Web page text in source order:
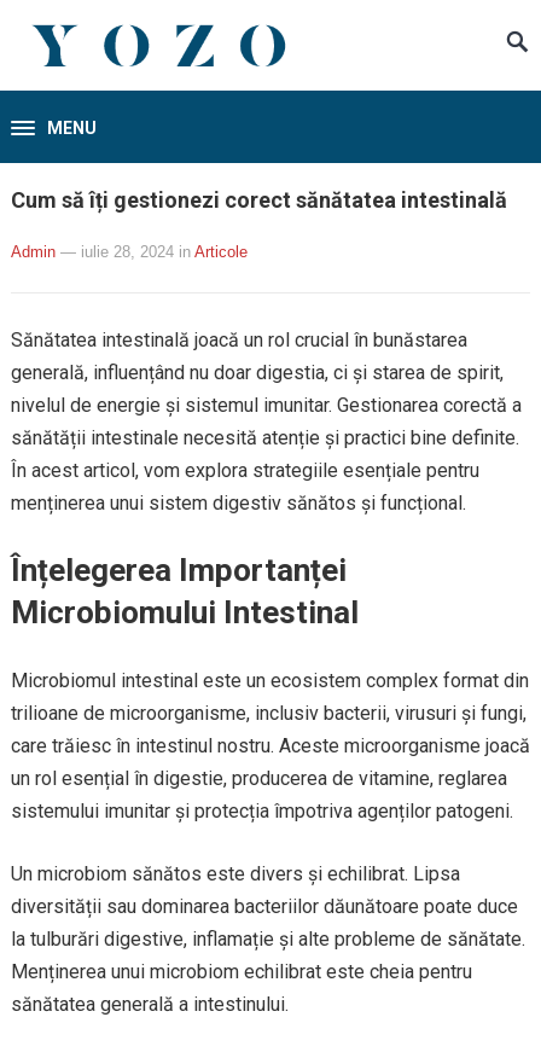
MENU
Cum să îți gestionezi corect sănătatea intestinală
Admin — iulie 28, 2024 in Articole
Sănătatea intestinală joacă un rol crucial în bunăstarea
generală, influențând nu doar digestia, ci și starea de spirit,
nivelul de energie și sistemul imunitar. Gestionarea corectă a
sănătății intestinale necesită atenție și practici bine definite.
În acest articol, vom explora strategiile esențiale pentru
menținerea unui sistem digestiv sănătos și funcțional.
Înțelegerea Importanței
Microbiomului Intestinal
Microbiomul intestinal este un ecosistem complex format din
trilioane de microorganisme, inclusiv bacterii, virusuri și fungi,
care trăiesc în intestinul nostru. Aceste microorganisme joacă
un rol esențial în digestie, producerea de vitamine, reglarea
sistemului imunitar și protecția împotriva agenților patogeni.
Un microbiom sănătos este divers și echilibrat. Lipsa
diversității sau dominarea bacteriilor dăunătoare poate duce
la tulburări digestive, inflamație și alte probleme de sănătate.
Menținerea unui microbiom echilibrat este cheia pentru
sănătatea generală a intestinului.